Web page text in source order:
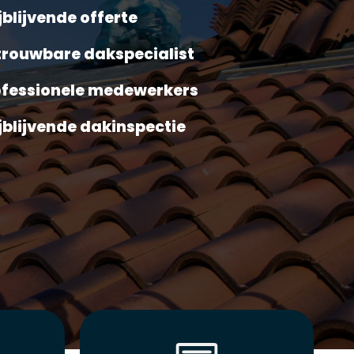
offerte
dakspecialist
medewerkers
dakinspectie